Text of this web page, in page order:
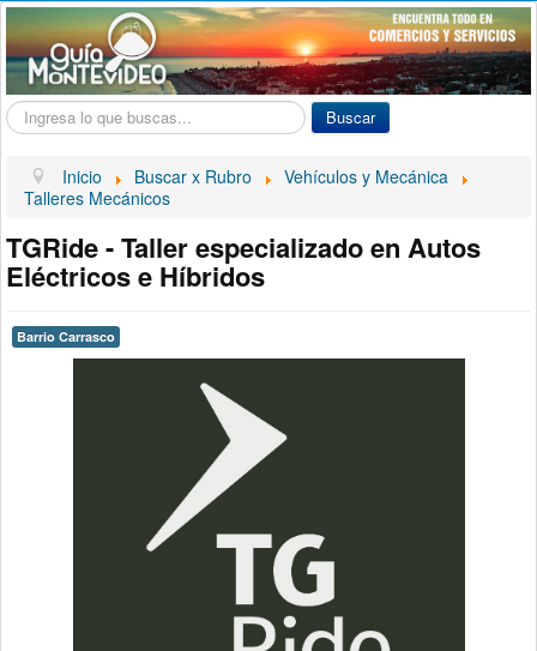
Buscar... Buscar
Inicio Buscar x Rubro
Vehículos y Mecánica
Talleres Mecánicos
TGRide - Taller especializado en Autos
Eléctricos e Híbridos
Barrio Carrasco